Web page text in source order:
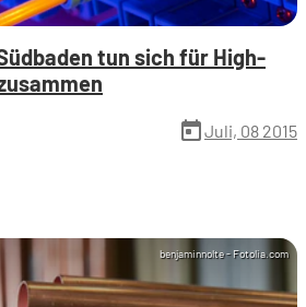
tun sich für High-
todayJuli, 08 2015
benjaminnolte - Fotolia.com